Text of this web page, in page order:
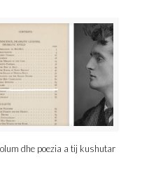
dhe poezia a tij kushutar